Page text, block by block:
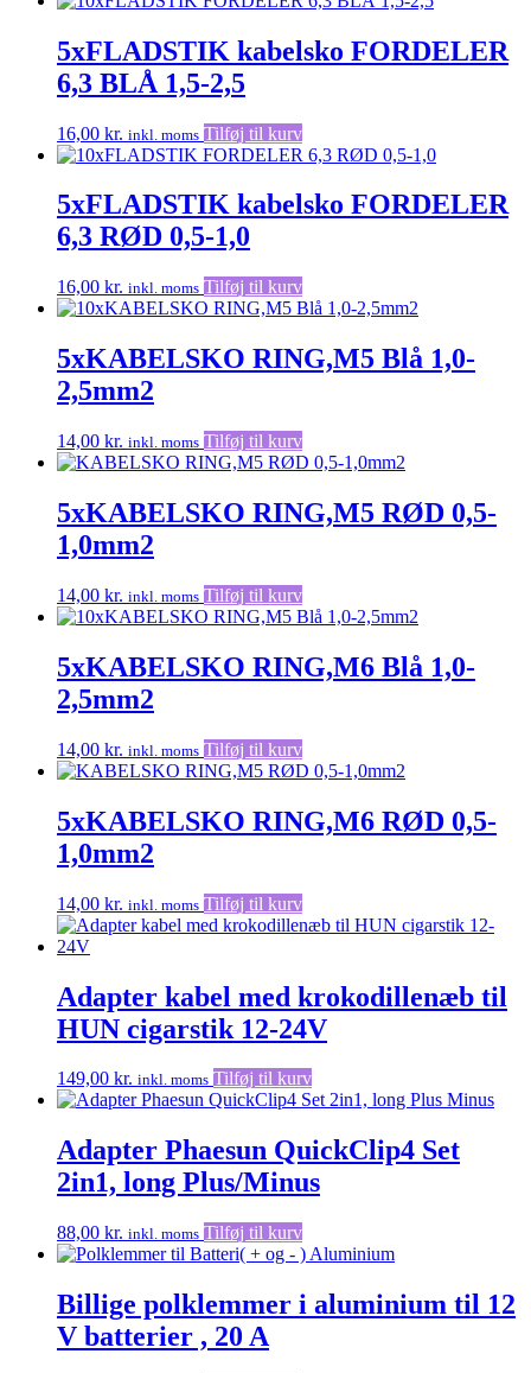
5xFLADSTIK kabelsko FORDELER
6,3 BLÅ 1,5-2,5
16,00 kr. inkl. moms Tilføj til kurv
5xFLADSTIK kabelsko FORDELER
6,3 RØD 0,5-1,0
16,00 kr. inkl. moms Tilføj til kurv
5xKABELSKO RING,M5 Blå 1,0-
2,5mm2
14,00 kr. inkl. moms Tilføj til kurv
5xKABELSKO RING,M5 RØD 0,5-
1,0mm2
14,00 kr. inkl. moms Tilføj til kurv
5xKABELSKO RING,M6 Blå 1,0-
2,5mm2
14,00 kr. inkl. moms Tilføj til kurv
5xKABELSKO RING,M6 RØD 0,5-
1,0mm2
14,00 kr. inkl. moms Tilføj til kurv
Adapter kabel med krokodillenæb til
HUN cigarstik 12-24V
149,00 kr. inkl. moms Tilføj til kurv
Adapter Phaesun QuickClip4 Set
2in1, long Plus/Minus
88,00 kr. inkl. moms Tilføj til kurv
Billige polklemmer i aluminium til 12
V batterier , 20 A